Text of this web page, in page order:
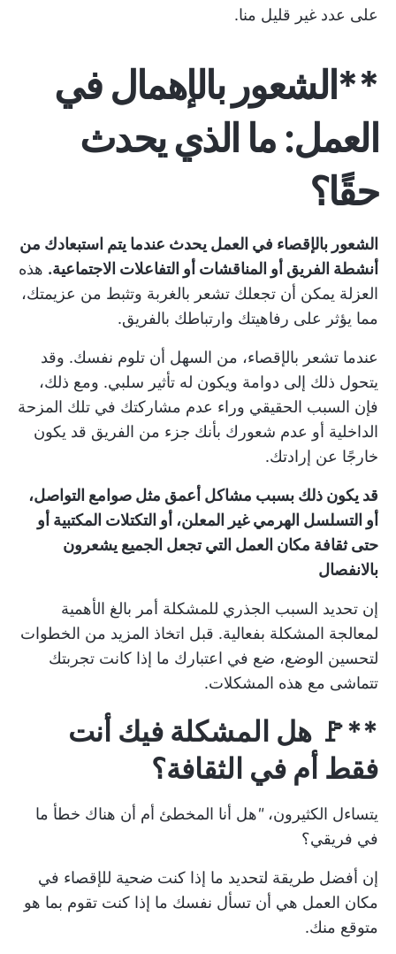
على عدد غير قليل منا.
**الشعور بالإهمال في
العمل: ما الذي يحدث
حقًا؟
الشعور بالإقصاء في العمل يحدث عندما يتم استبعادك من
أنشطة الفريق أو المناقشات أو التفاعلات الاجتماعية. هذه
العزلة يمكن أن تجعلك تشعر بالغربة وتثبط من عزيمتك،
مما يؤثر على رفاهيتك وارتباطك بالفريق.
عندما تشعر بالإقصاء، من السهل أن تلوم نفسك. وقد
يتحول ذلك إلى دوامة ويكون له تأثير سلبي. ومع ذلك،
فإن السبب الحقيقي وراء عدم مشاركتك في تلك المزحة
الداخلية أو عدم شعورك بأنك جزء من الفريق قد يكون
خارجًا عن إرادتك.
قد يكون ذلك بسبب مشاكل أعمق مثل صوامع التواصل،
أو التسلسل الهرمي غير المعلن، أو التكتلات المكتبية أو
حتى ثقافة مكان العمل التي تجعل الجميع يشعرون
بالانفصال
إن تحديد السبب الجذري للمشكلة أمر بالغ الأهمية
لمعالجة المشكلة بفعالية. قبل اتخاذ المزيد من الخطوات
لتحسين الوضع، ضع في اعتبارك ما إذا كانت تجربتك
تتماشى مع هذه المشكلات.
**🚩 هل المشكلة فيك أنت
فقط أم في الثقافة؟
يتساءل الكثيرون،"هل أنا المخطئ أم أن هناك خطأ ما
في فريقي؟
إن أفضل طريقة لتحديد ما إذا كنت ضحية للإقصاء في
مكان العمل هي أن تسأل نفسك ما إذا كنت تقوم بما هو
متوقع منك.